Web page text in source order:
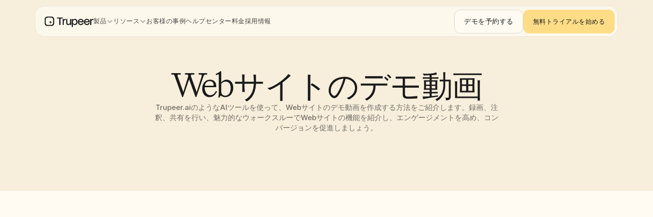
Webサイトのデモ動画
Trupeer.aiのようなAIツールを使って、Webサイトのデモ動画を作成する方法をご紹介します。録画、注
釈、共有を行い、魅力的なウォークスルーでWebサイトの機能を紹介し、エンゲージメントを高め、コン
バージョンを促進しましょう。
製品 リソース お客様の事例ヘルプセンター料金採用情報 デモを予約する 無料トライアルを始める